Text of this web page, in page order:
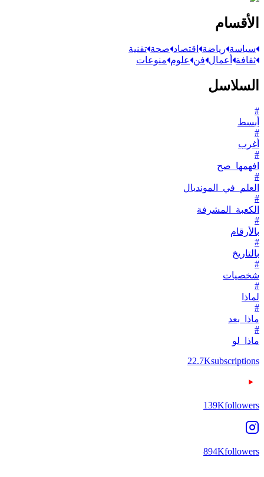
الأقسام
سياسة رياضة اقتصاد صحة تقنية
ثقافة أعمال فن علوم منوعات
السلاسل
#
أبسط
#
أغرب
#
افهمها_صح
#
العلم_في_المونديال
#
الكعبة_المشرفة
#
بالأرقام
#
بالتاريخ
#
شخصيات
#
لماذا
#
ماذا_بعد
#
ماذا_لو
22.7Ksubscriptions
139Kfollowers
894Kfollowers